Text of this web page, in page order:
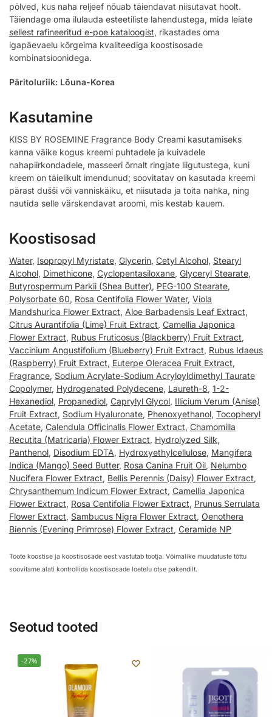
põlved, kus naha reljeef nõuab täiendavat niisutavat hoolt.
Täiendage oma ilulauda esteetiliste lahendustega, mida leiate
sellest rafineeritud e-poe kataloogist, rikastades oma
igapäevaelu kõrgeima kvaliteediga koostisosade
kombinatsioonidega.
Päritoluriik: Lõuna-Korea
Kasutamine
KISS BY ROSEMINE Fragrance Body Creami kasutamiseks
kanna väike kogus kreemi puhtadele ja kuivadele
nahapiirkondadele, masseeri õrnalt ringjate liigutustega, kuni
kreem on täielikult imendunud; soovitatav on kasutada kreemi
pärast dušši või vanniskäiku, et niisutada ja toita nahka, ning
nautida selle värskendavat aroomi, mis kestab kauem.
Koostisosad
Water, Isopropyl Myristate, Glycerin, Cetyl Alcohol, Stearyl
Alcohol, Dimethicone, Cyclopentasiloxane, Glyceryl Stearate,
Butyrospermum Parkii (Shea Butter), PEG-100 Stearate,
Polysorbate 60, Rosa Centifolia Flower Water, Viola
Mandshurica Flower Extract, Aloe Barbadensis Leaf Extract,
Citrus Aurantifolia (Lime) Fruit Extract, Camellia Japonica
Flower Extract, Rubus Fruticosus (Blackberry) Fruit Extract,
Vaccinium Angustifolium (Blueberry) Fruit Extract, Rubus Idaeus
(Raspberry) Fruit Extract, Euterpe Oleracea Fruit Extract,
Fragrance, Sodium Acrylate-Sodium Acryloyldimethyl Taurate
Copolymer, Hydrogenated Polydecene, Laureth-8, 1-2-
Hexanediol, Propanediol, Caprylyl Glycol, Illicium Verum (Anise)
Fruit Extract, Sodium Hyaluronate, Phenoxyethanol, Tocopheryl
Acetate, Calendula Officinalis Flower Extract, Chamomilla
Recutita (Matricaria) Flower Extract, Hydrolyzed Silk,
Panthenol, Disodium EDTA, Hydroxyethylcellulose, Mangifera
Indica (Mango) Seed Butter, Rosa Canina Fruit Oil, Nelumbo
Nucifera Flower Extract, Bellis Perennis (Daisy) Flower Extract,
Chrysanthemum Indicum Flower Extract, Camellia Japonica
Flower Extract, Rosa Centifolia Flower Extract, Prunus Serrulata
Flower Extract, Sambucus Nigra Flower Extract, Oenothera
Biennis (Evening Primrose) Flower Extract, Ceramide NP
Toote koostise ja koostisosade eest vastutab tootja. Võimalike muudatuste tõttu
soovitame alati kontrollida koostisosade loetelu otse pakendilt.
Seotud tooted
-27%